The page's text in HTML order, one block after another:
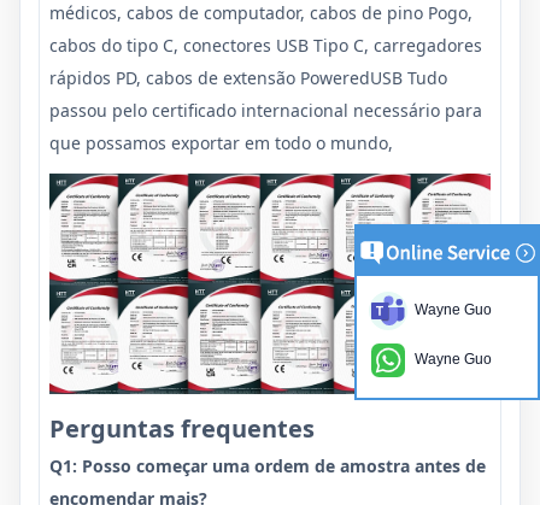
médicos, cabos de computador, cabos de pino Pogo,
cabos do tipo C, conectores USB Tipo C, carregadores
rápidos PD, cabos de extensão PoweredUSB Tudo
passou pelo certificado internacional necessário para
que possamos exportar em todo o mundo,
Perguntas frequentes
Q1: Posso começar uma ordem de amostra antes de
encomendar mais?
Wayne Guo
Wayne Guo